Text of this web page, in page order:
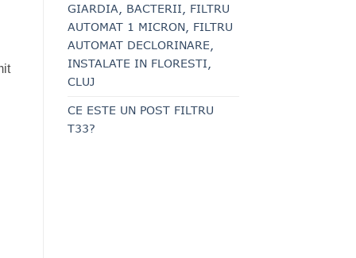
GIARDIA, BACTERII, FILTRU
AUTOMAT 1 MICRON, FILTRU
AUTOMAT DECLORINARE,
INSTALATE IN FLORESTI,
CLUJ
CE ESTE UN POST FILTRU
T33?